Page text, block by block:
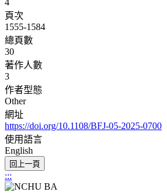
頁次
1555-1584
總頁數
30
著作人數
3
作者型態
Other
網址
https://doi.org/10.1108/BFJ-05-2025-0700
使用語言
English
:::